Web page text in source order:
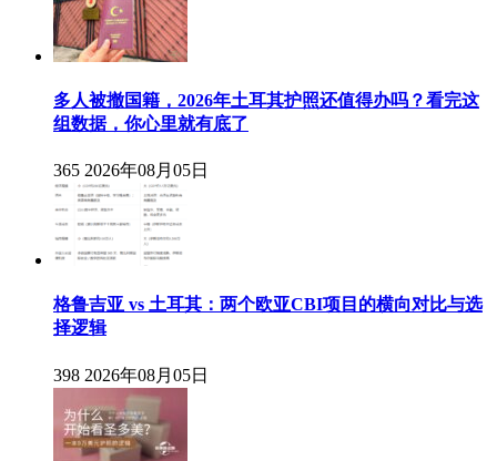
多人被撤国籍，2026年土耳其护照还值得办吗？看完这
组数据，你心里就有底了
365 2026年08月05日
格鲁吉亚 vs 土耳其：两个欧亚CBI项目的横向对比与选
择逻辑
398 2026年08月05日